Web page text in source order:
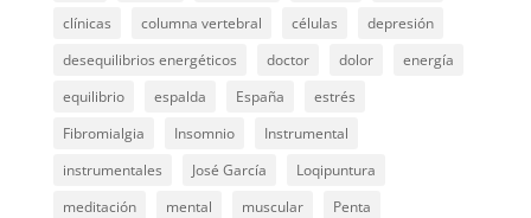
clínicas
columna vertebral células
depresión
desequilibrios energéticos
doctor dolor
energía
equilibrio
espalda España
estrés
Fibromialgia
Insomnio
Instrumental
instrumentales
José García
Loqipuntura
meditación
mental muscular
Penta